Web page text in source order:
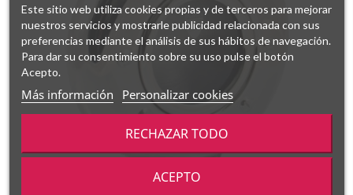
Este sitio web utiliza cookies propias y de terceros para mejorar
nuestros servicios y mostrarle publicidad relacionada con sus
preferencias mediante el análisis de sus hábitos de navegación.
Para dar su consentimiento sobre su uso pulse el botón
Acepto.
Más información Personalizar cookies
RECHAZAR TODO
ACEPTO